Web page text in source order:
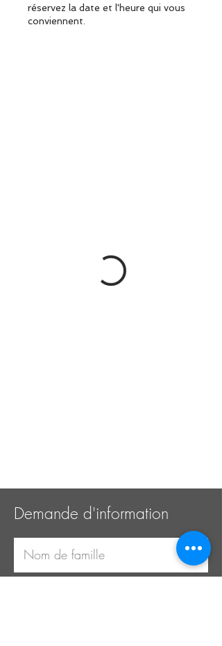
réservez la date et l'heure qui vous
conviennent.
Demande d'information